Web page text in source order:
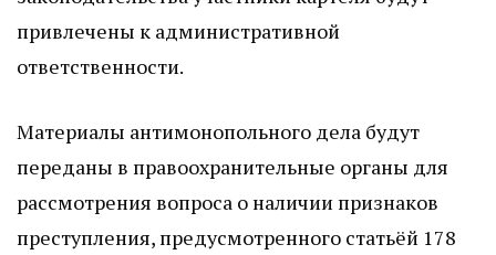
привлечены к административной
ответственности.
Материалы антимонопольного дела будут
переданы в правоохранительные органы для
рассмотрения вопроса о наличии признаков
преступления, предусмотренного статьёй 178